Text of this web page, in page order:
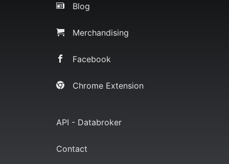
Blog
Merchandising
Facebook
Chrome Extension
API - Databroker
Contact